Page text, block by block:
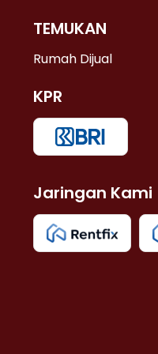
TEMUKAN
Rumah Dijual
KPR
Jaringan Kami